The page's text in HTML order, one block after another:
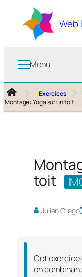
contenu
Web
Menu
Exercices
Montage : Yoga sur un toit
toit
Julien Crego
Cet exercice
en